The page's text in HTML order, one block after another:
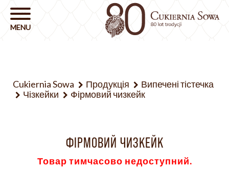
Cukiernia Sowa Продукція
Випечені тістечка
Чізкейки
Фірмовий чизкейк
ФІРМОВИЙ ЧИЗКЕЙК
Товар тимчасово недоступний.